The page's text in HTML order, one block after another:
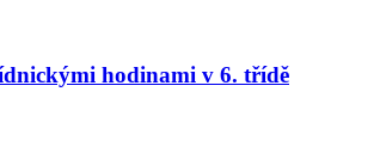
hodinami v 6. třídě